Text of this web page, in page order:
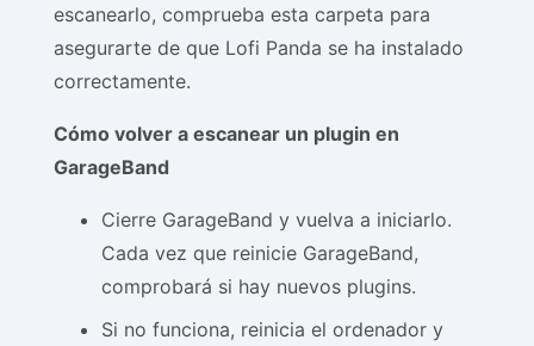
escanearlo, comprueba esta carpeta para
asegurarte de que Lofi Panda se ha instalado
correctamente.
Cómo volver a escanear un plugin en
GarageBand
Cierre GarageBand y vuelva a iniciarlo.
Cada vez que reinicie GarageBand,
comprobará si hay nuevos plugins.
Si no funciona, reinicia el ordenador y